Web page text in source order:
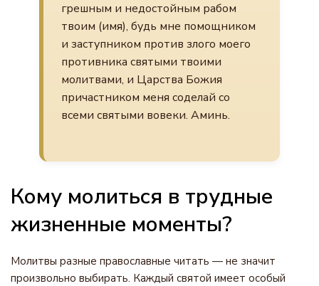
грешным и недостойным рабом
твоим (имя), будь мне помощником
и заступником против злого моего
противника святыми твоими
молитвами, и Царства Божия
причастником меня соделай со
всеми святыми вовеки. Аминь.
Кому молиться в трудные
жизненные моменты?
Молитвы разные православные читать — не значит
произвольно выбирать. Каждый святой имеет особый